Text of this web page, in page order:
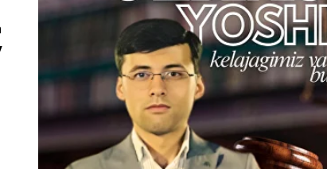
Ammo bu yo‘lning boshlanish nuqtasi har doimbugun
kimdir esa orzulari sari qadam tashlaydi. Farq esa shunda